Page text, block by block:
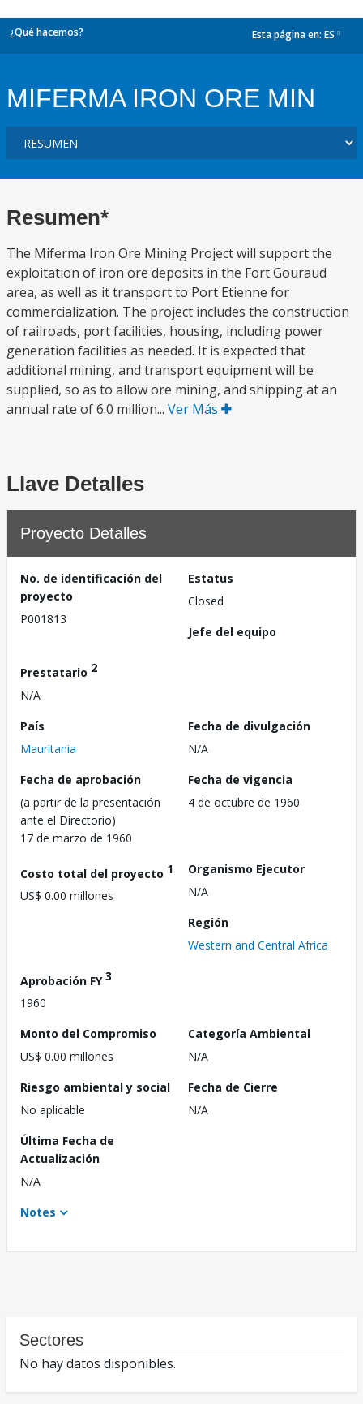
¿Qué hacemos? Esta página en: ES
MIFERMA IRON ORE MIN
Resumen*
The Miferma Iron Ore Mining Project will support the
exploitation of iron ore deposits in the Fort Gouraud
area, as well as it transport to Port Etienne for
commercialization. The project includes the construction
of railroads, port facilities, housing, including power
generation facilities as needed. It is expected that
additional mining, and transport equipment will be
supplied, so as to allow ore mining, and shipping at an
annual rate of 6.0 million... Ver Más
Llave Detalles
Proyecto Detalles
No. de identificación del
proyecto
P001813
Estatus
Closed
Jefe del equipo
Prestatario 2
N/A
País
Mauritania
Fecha de divulgación
N/A
Fecha de aprobación
(a partir de la presentación
ante el Directorio)
17 de marzo de 1960
Fecha de vigencia
4 de octubre de 1960
Costo total del proyecto 1
US$ 0.00 millones
Organismo Ejecutor
N/A
Región
Western and Central Africa
Aprobación FY3
1960
Monto del Compromiso
US$ 0.00 millones
Categoría Ambiental
N/A
Riesgo ambiental y social
No aplicable
Fecha de Cierre
N/A
Última Fecha de
Actualización
N/A
Notes
Sectores
No hay datos disponibles.